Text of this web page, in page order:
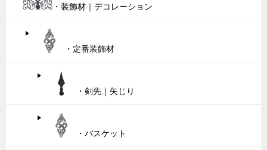
・装飾材｜デコレーション
・定番装飾材
・剣先｜矢じり
・バスケット